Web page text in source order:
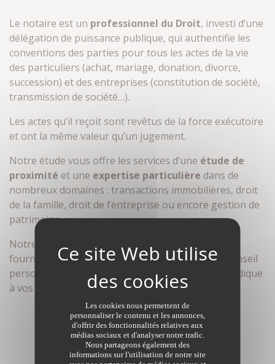
Le notaire est un professionnel du Droit, investi d’une
délégation de puissance publique, qui authentifie les
conventions des parties pour tous les actes de la vie
des particuliers (achat, mariage, donation, divorce,
succession) et des entreprises (constitution de société,
transmission de société…).
Les actes qu’il reçoit sont revêtus de la force exécutoire
et ont la même valeur qu’un jugement.
Notre étude vous offre les services d’une étude de
proximité et une expertise particulière dans de
nombreux domaines : transactions immobilières, droit
de la famille, droit de l’entreprise ou encore gestion de
patrimoine.
Notre souci : être à l’écoute de vos besoins, vous
fournir un accompagnement sur mesure et un conseil
personnalisé, garantir la plus grande sécurité juridique
à vos projets.
Les cookies nous permettent de
personnaliser le contenu et les annonces,
d'offrir des fonctionnalités relatives aux
médias sociaux et d'analyser notre trafic.
Nous partageons également des
informations sur l'utilisation de notre site